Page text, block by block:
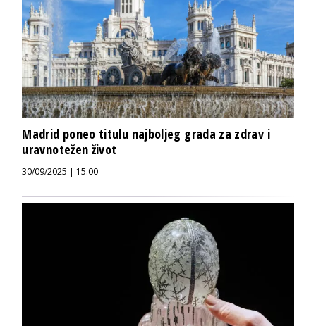
Madrid poneo titulu najboljeg grada za zdrav i
uravnotežen život
30/09/2025 | 15:00